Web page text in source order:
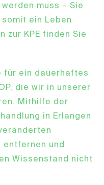
muss – Sie
ein Leben
zur KPE finden Sie
für ein dauerhaftes
die wir in unserer
Mithilfe der
in Erlangen
entfernen und
Wissenstand nicht